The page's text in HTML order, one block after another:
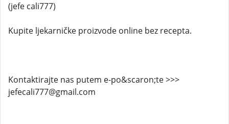
(jefe cali777)
Kupite ljekarničke proizvode online bez recepta.
Kontaktirajte nas putem e-po&scaron;te >>>
jefecali777@gmail.com